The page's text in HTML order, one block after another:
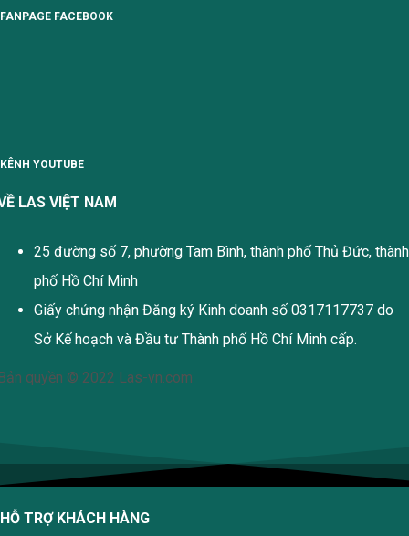
FANPAGE FACEBOOK
KÊNH YOUTUBE
LAS VIỆT NAM
25 đường số 7, phường Tam Bình, thành phố Thủ Đức, thành
phố Hồ Chí Minh
Giấy chứng nhận Đăng ký Kinh doanh số 0317117737 do
Sở Kế hoạch và Đầu tư Thành phố Hồ Chí Minh cấp.
quyền © 2022 Las-vn.com
HỖ TRỢ KHÁCH HÀNG